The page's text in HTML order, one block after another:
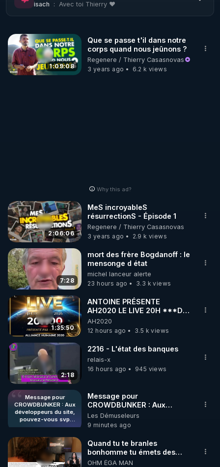
Merci à toutes et tous pour votre soutien, RGNR
nouvelle saison, le compte à rebours est lancé.
Pour soutenir Thierry et RGNR, pour faire bloc
contre la propagande actuelle,  offrez nous votre
témoignage :
▶ https://airtable.com/shrwDPcONkBnBpc3P
https://www.facebook.com/thierry.rgnr/
▶ Instagram  :
https://www.instagram.com/Thierrycasasnovas_rgn
r
▶Twitter : https://twitter.com/thierrycas
isach : Avec toi Thierry ❤️
1:09:08
Que se passe t'il dans notre
corps quand nous jeûnons ?
Regenere / Thierry Casasnovas
3 years ago
6.2 k views
Why this ad?
2:06:06
MeS incroyableS
résurrectionS - Épisode 1
Regenere / Thierry Casasnovas
3 years ago
2.9 k views
7:28
mort des frère Bogdanoff : le
mensonge d état
michel lanceur alerte
23 hours ago
3.3 k views
1:35:50
ANTOINE PRÉSENTE
AH2020 LE LIVE 20H ***DU
06/08/2026***
AH2020
12 hours ago
3.5 k views
2:18
2216 - L'état des banques
relais-x
16 hours ago
945 views
Message pour
CROWDBUNKER : Aux
développeurs du site,
pouvez-vous svp
remettre la
"Les plus récents" car
c'est une
fonctionnalité bien
pratique et sans ça,
Message pour
CROWDBUNKER : Aux
développeurs du site,
pouvez-vous svp remettre la
fonctionnalité de tri par "Les
plus récents" car c'est une
fonctionnalité bien pratique
et sans ça, nous n'avons pas
Les Démuseleurs
9 minutes ago
Quand tu te branles
bonhomme tu émets des
ondes ils ont juste omis de
OHM ÉGA MAN